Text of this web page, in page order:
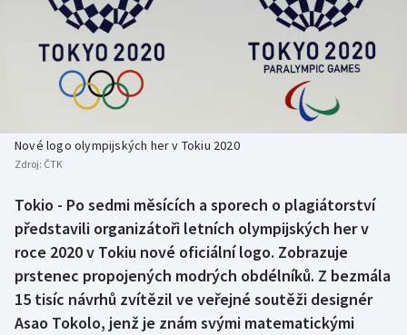
Americký fotbal
Baseball a softbal
Basketbal
Biatlon
Box
Curling
Dostihy
NEPŘEHLÉDNĚTE
Soutěže
Historické návraty
Aplikace ČT sport
Nové logo olympijských her v Tokiu 2020
Zdroj: ČTK
Tokio - Po sedmi měsících a sporech o plagiátorství
představili organizátoři letních olympijských her v
roce 2020 v Tokiu nové oficiální logo. Zobrazuje
prstenec propojených modrých obdélníků. Z bezmála
15 tisíc návrhů zvítězil ve veřejné soutěži designér
Asao Tokolo, jenž je znám svými matematickými